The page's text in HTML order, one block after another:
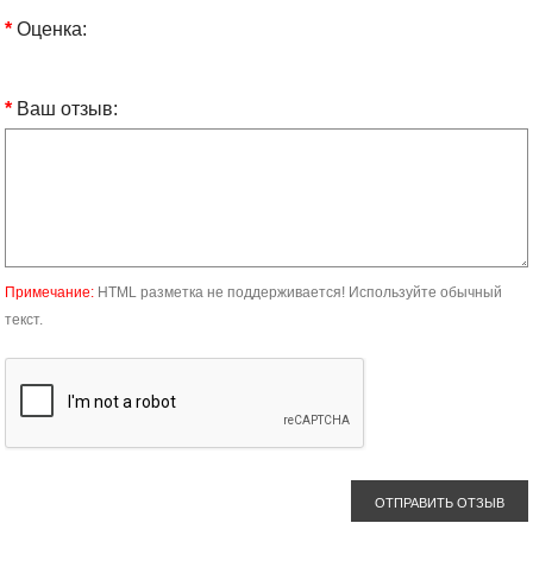
Оценка:
Ваш отзыв:
Примечание: HTML разметка не поддерживается! Используйте обычный
текст.
ОТПРАВИТЬ ОТЗЫВ